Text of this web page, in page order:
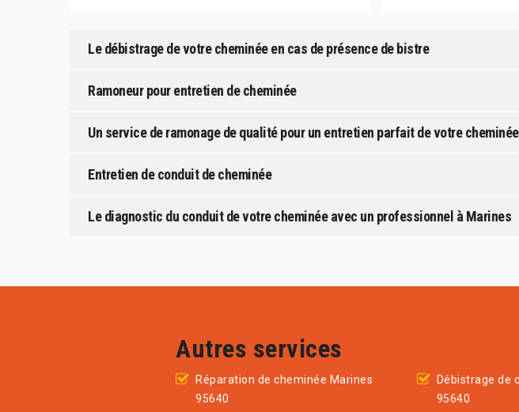
Le débistrage de votre cheminée en cas de présence de bistre
Ramoneur pour entretien de cheminée
Un service de ramonage de qualité pour un entretien parfait de votre
Entretien de conduit de cheminée
Le diagnostic du conduit de votre cheminée avec un professionnel à Marines
Autres services
Réparation de cheminée Marines
95640
Débistrage de
95640